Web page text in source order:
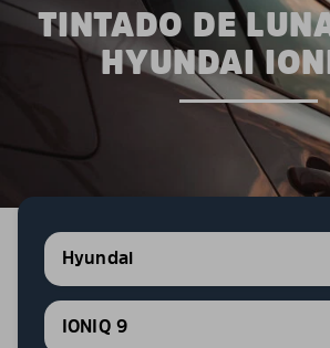
TINTADO DE
HYUNDAI
Hyundai
IONIQ 9